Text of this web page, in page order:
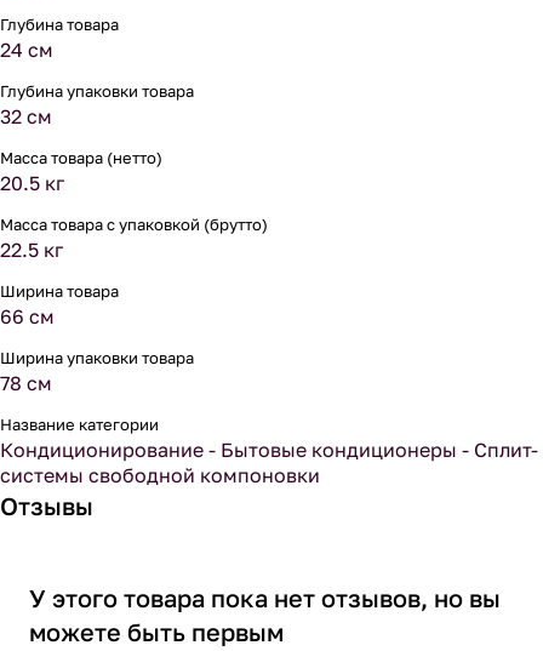
Глубина товара
24 см
Глубина упаковки товара
32 см
Масса товара (нетто)
20.5 кг
Масса товара с упаковкой (брутто)
22.5 кг
Ширина товара
66 см
Ширина упаковки товара
78 см
Название категории
Кондиционирование - Бытовые кондиционеры - Сплит-
системы свободной компоновки
Отзывы
У этого товара пока нет отзывов, но вы
можете быть первым